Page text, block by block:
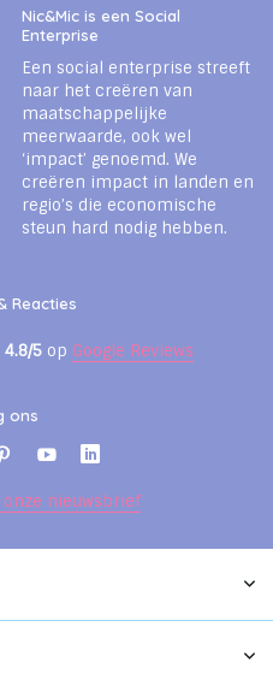
Nic&Mic is een Social
Enterprise
Een social enterprise streeft
naar het creëren van
maatschappelijke
meerwaarde, ook wel
‘impact’ genoemd. We
creëren impact in landen en
regio’s die economische
steun hard nodig hebben.
Reacties
4.8/5 op Google Reviews
ons
onze nieuwsbrief